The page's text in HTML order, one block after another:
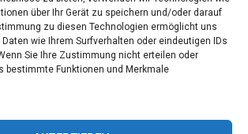
über Ihr Gerät zu speichern und/oder darauf
zu diesen Technologien ermöglicht uns
wie Ihrem Surfverhalten oder eindeutigen IDs
Sie Ihre Zustimmung nicht erteilen oder
bestimmte Funktionen und Merkmale